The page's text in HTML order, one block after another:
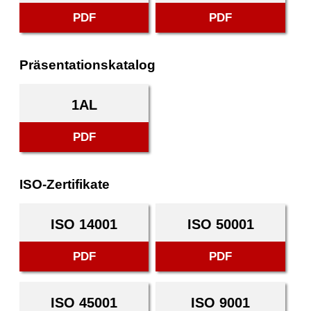
PDF PDF
Präsentationskatalog
1AL
PDF
ISO-Zertifikate
ISO 14001
PDF
ISO 50001
PDF
ISO 45001 ISO 9001